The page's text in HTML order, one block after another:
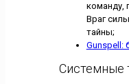
команду,
Враг
тайны;
Gunspell:
Системные